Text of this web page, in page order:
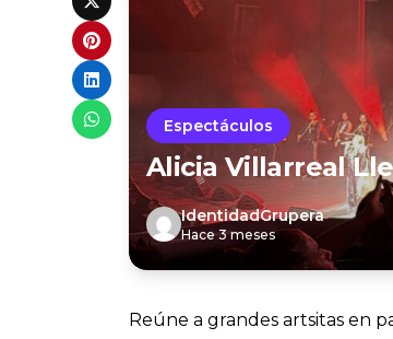
Espectáculos
Alicia Villarreal
IdentidadGrupera
Hace 3 meses
Reúne a grandes artsitas en